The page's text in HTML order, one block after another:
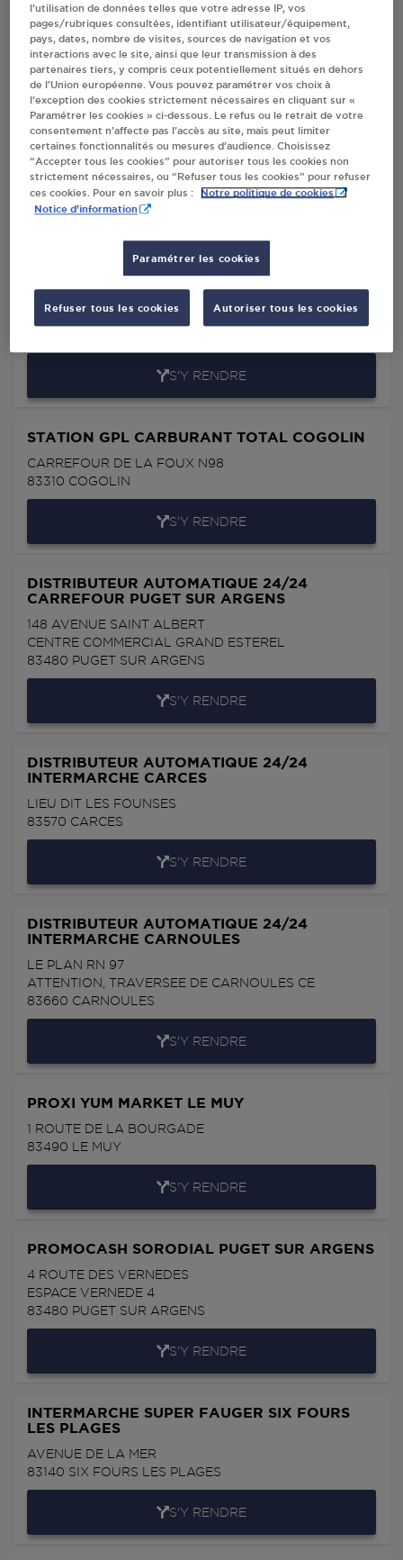
ZAC GAVARRY
83260LA CRAU
S'Y RENDRE
DISTRIBUTEUR AUTOMATIQUE 24/24
INTERMARCHE GINASSERVIS
LIEU DIT LA PLANTUDE
83560GINASSERVIS
WELDOM LE CANNET DES MAURES
S'Y RENDRE
STATION GPL CARBURANT TOTAL COGOLIN
CARREFOUR DE LA FOUX N98
83310 COGOLIN
S'Y RENDRE
DISTRIBUTEUR AUTOMATIQUE 24/24
CARREFOUR PUGET SUR ARGENS
148 AVENUE SAINT ALBERT
CENTRE COMMERCIAL GRAND ESTEREL
83480 PUGET SUR ARGENS
S'Y RENDRE
DISTRIBUTEUR AUTOMATIQUE 24/24
INTERMARCHE CARCES
LIEU DIT LES FOUNSES
83570 CARCES
S'Y RENDRE
DISTRIBUTEUR AUTOMATIQUE 24/24
INTERMARCHE CARNOULES
LE PLAN RN 97
ATTENTION, TRAVERSEE DE CARNOULES CE
83660 CARNOULES
S'Y RENDRE
PROXI YUM MARKET LE MUY
1 ROUTE DE LA BOURGADE
83490 LE MUY
S'Y RENDRE
PROMOCASH SORODIAL PUGET SUR ARGENS
4 ROUTE DES VERNEDES
ESPACE VERNEDE 4
83480 PUGET SUR ARGENS
S'Y RENDRE
INTERMARCHE SUPER FAUGER SIX FOURS
LES PLAGES
AVENUE DE LA MER
83140 SIX FOURS LES PLAGES
S'Y RENDRE
l’utilisation de données telles que votre adresse IP, vos
pages/rubriques consultées, identifiant utilisateur/équipement,
pays, dates, nombre de visites, sources de navigation et vos
interactions avec le site, ainsi que leur transmission à des
partenaires tiers, y compris ceux potentiellement situés en dehors
de l’Union européenne. Vous pouvez paramétrer vos choix à
l’exception des cookies strictement nécessaires en cliquant sur «
Paramétrer les cookies » ci-dessous. Le refus ou le retrait de votre
consentement n’affecte pas l’accès au site, mais peut limiter
certaines fonctionnalités ou mesures d’audience. Choisissez
“Accepter tous les cookies” pour autoriser tous les cookies non
strictement nécessaires, ou “Refuser tous les cookies” pour refuser
ces cookies. Pour en savoir plus :
Notre politique de cookies
Notice d'information
Paramétrer les cookies
Refuser tous les cookies Autoriser tous les cookies